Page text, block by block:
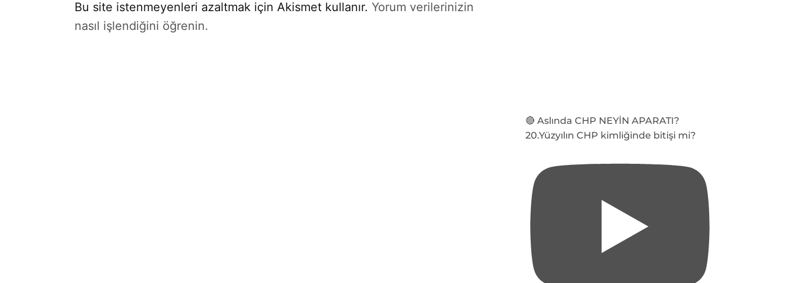
Bu site istenmeyenleri azaltmak için Akismet kullanır.Yorum verilerinizin
nasıl işlendiğini öğrenin.
🔴 Aslında CHP NEYİN APARATI?
20.Yüzyılın CHP kimliğinde bitişi mi?